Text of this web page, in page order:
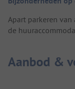
Apart parkeren
de
Aanbod &